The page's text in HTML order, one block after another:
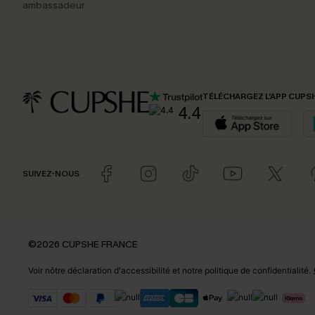
ambassadeur
4.4
TÉLÉCHARGEZ L’APP
SUIVEZ-NOUS
©2026 CUPSHE FRANCE
Voir nôtre déclaration d'accessibilité et notre politique de confidentialité.